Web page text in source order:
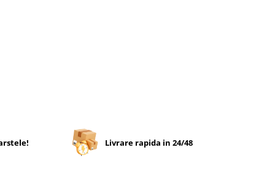
Livrare rapida in 24/48